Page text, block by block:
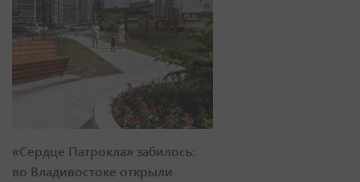
«Сердце Патрокла» забилось:
во Владивостоке открыли